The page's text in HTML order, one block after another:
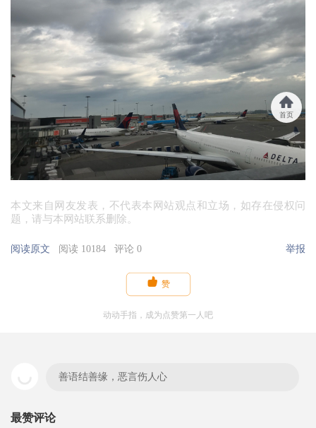
本文来自网友发表，不代表本网站观点和立场，如存在侵权问
题，请与本网站联系删除。
阅读原文 阅读 10184 评论 0 举报
 赞
动动手指，成为点赞第一人吧
善语结善缘，恶言伤人心
最赞评论
首页